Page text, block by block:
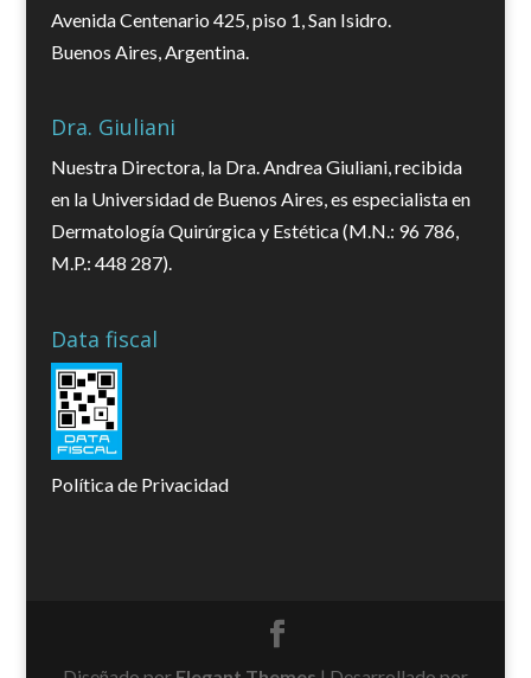
Avenida Centenario 425, piso 1, San Isidro.
Buenos Aires, Argentina.
Dra. Giuliani
Nuestra Directora, la Dra. Andrea Giuliani, recibida
en la Universidad de Buenos Aires, es especialista en
Dermatología Quirúrgica y Estética (M.N.: 96 786,
M.P.: 448 287).
Data fiscal
Política de Privacidad